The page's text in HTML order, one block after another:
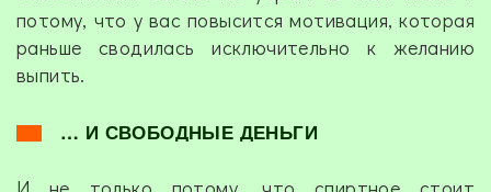
потому, что у вас повысится мотивация, которая
раньше сводилась исключительно к желанию
выпить.
… И СВОБОДНЫЕ ДЕНЬГИ